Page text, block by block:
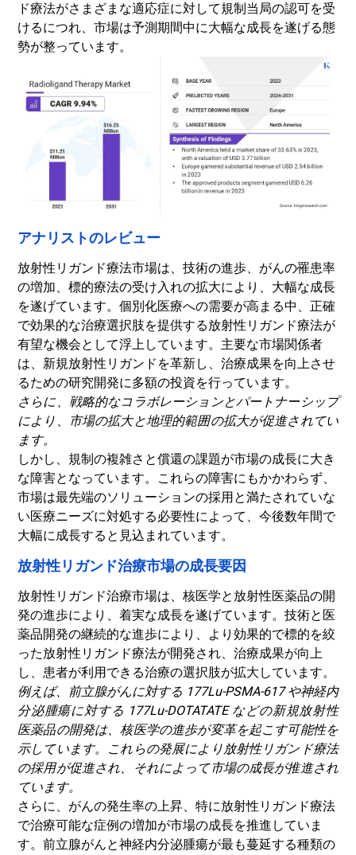
ド療法がさまざまな適応症に対して規制当局の認可を受
けるにつれ、市場は予測期間中に大幅な成長を遂げる態
勢が整っています。
アナリストのレビュー
放射性リガンド療法市場は、技術の進歩、がんの罹患率
の増加、標的療法の受け入れの拡大により、大幅な成長
を遂げています。個別化医療への需要が高まる中、正確
で効果的な治療選択肢を提供する放射性リガンド療法が
有望な機会として浮上しています。主要な市場関係者
は、新規放射性リガンドを革新し、治療成果を向上させ
るための研究開発に多額の投資を行っています。
さらに、戦略的なコラボレーションとパートナーシップ
により、市場の拡大と地理的範囲の拡大が促進されてい
ます。
しかし、規制の複雑さと償還の課題が市場の成長に大き
な障害となっています。これらの障害にもかかわらず、
市場は最先端のソリューションの採用と満たされていな
い医療ニーズに対処する必要性によって、今後数年間で
大幅に成長すると見込まれています。
放射性リガンド治療市場の成長要因
放射性リガンド治療市場は、核医学と放射性医薬品の開
発の進歩により、着実な成長を遂げています。技術と医
薬品開発の継続的な進歩により、より効果的で標的を絞
った放射性リガンド療法が開発され、治療成果が向上
し、患者が利用できる治療の選択肢が拡大しています。
例えば、前立腺がんに対する 177Lu-PSMA-617 や神経内
分泌腫瘍に対する 177Lu-DOTATATE などの新規放射性
医薬品の開発は、核医学の進歩が変革を起こす可能性を
示しています。これらの発展により放射性リガンド療法
の採用が促進され、それによって市場の成長が推進され
ています。
さらに、がんの発生率の上昇、特に放射性リガンド療法
で治療可能な症例の増加が市場の成長を推進していま
す。前立腺がんと神経内分泌腫瘍が最も蔓延する種類の